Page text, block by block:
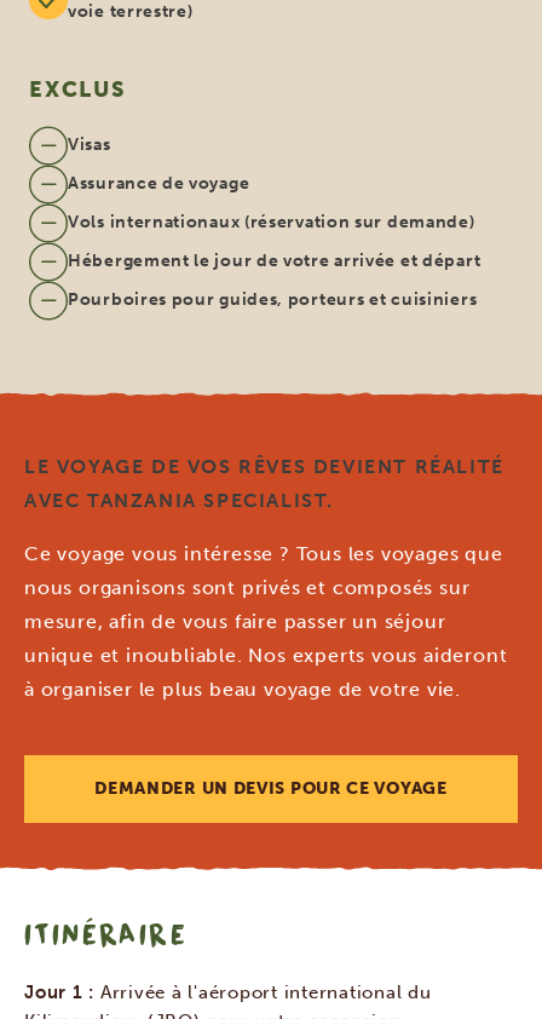
voie terrestre)
EXCLUS
Visas
Assurance de voyage
Vols internationaux (réservation sur demande)
Hébergement le jour de votre arrivée et départ
Pourboires pour guides, porteurs et cuisiniers
LE VOYAGE DE VOS RÊVES DEVIENT RÉALITÉ
AVEC TANZANIA SPECIALIST.
Ce voyage vous intéresse ? Tous les voyages que
nous organisons sont privés et composés sur
mesure, afin de vous faire passer un séjour
unique et inoubliable. Nos experts vous aideront
à organiser le plus beau voyage de votre vie.
DEMANDER UN DEVIS POUR CE VOYAGE
ITINÉRAIRE
Jour 1 : Arrivée à l'aéroport international du